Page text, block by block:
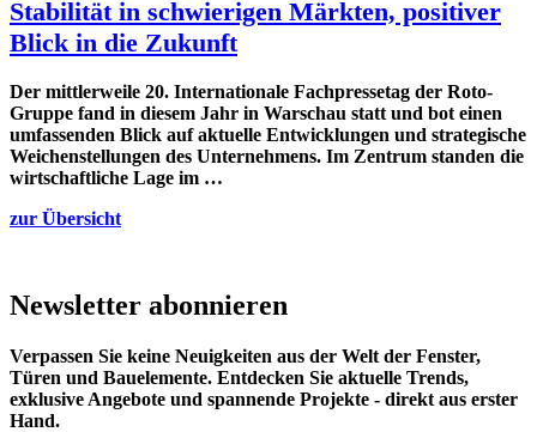
Stabilität in schwierigen Märkten, positiver
Blick in die Zukunft
Der mittlerweile 20. Internationale Fachpressetag der Roto-
Gruppe fand in diesem Jahr in Warschau statt und bot einen
umfassenden Blick auf aktuelle Entwicklungen und strategische
Weichenstellungen des Unternehmens. Im Zentrum standen die
wirtschaftliche Lage im …
zur Übersicht
Newsletter abonnieren
Verpassen Sie keine Neuigkeiten aus der Welt der Fenster,
Türen und Bauelemente. Entdecken Sie aktuelle Trends,
exklusive Angebote und spannende Projekte - direkt aus erster
Hand.